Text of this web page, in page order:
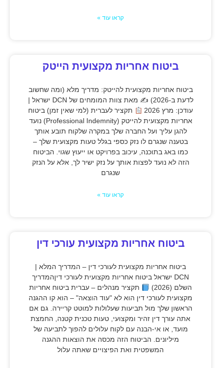
קראו עוד »
ביטוח אחריות מקצועית הייטק
ביטוח אחריות מקצועית להייטק: מדריך מלא (ומה שחשוב
לדעת ב-2026) ✍
מאת צוות המומחים של DCN ישראל |
עודכן: מרץ 2026
תקציר לעברית (למי שאין זמן) ביטוח
אחריות מקצועית להייטק (Professional Indemnity) נועד
להגן עליך ועל החברה שלך במקרה שלקוח תובע אותך
בטענה שנגרם לו נזק כספי בגלל טעות מקצועית שלך –
כמו באג בתוכנה, עיכוב בפרויקט או ייעוץ שגוי. הביטוח
הזה לא נועד לפצות אותך על נזק ישיר לך, אלא על הנזק
שנגרם
קראו עוד »
ביטוח אחריות מקצועית עורכי דין
ביטוח אחריות מקצועית לעורכי דין – המדריך המלא |
DCN ישראל ביטוח אחריות מקצועית לעורכי דיןהמדריך
השלם (2026)
תקציר מנהלים – עברית ביטוח אחריות
מקצועית לעורכי דין הוא לא "עוד הוצאה" – הוא קו ההגנה
הראשון שלך מול תביעות שעלולות למוטט קריירה. גם אם
אתה עורך דין זהיר ומקצועי, טעות טכנית קטנה, החמצת
מועד, או אי-הבנה עם לקוח עלולים להפוך לתביעה של
מיליונים. הביטוח הזה מכסה את הוצאות ההגנה
המשפטית ואת הפיצויים שאתה עלול